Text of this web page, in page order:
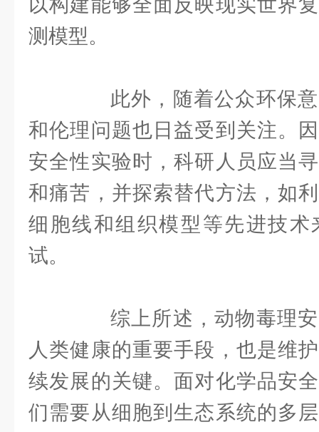
以构建能够全面反映现实世界
测模型。
此外，随着公众环保意
和伦理问题也日益受到关注。
安全性实验时，科研人员应当
和痛苦，并探索替代方法，如
细胞线和组织模型等先进技术
试。
综上所述，动物毒理安
人类健康的重要手段，也是维
续发展的关键。面对化学品安
们需要从细胞到生态系统的多